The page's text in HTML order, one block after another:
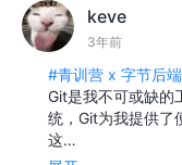
keve
3年前
#青训营 x 字节后
Git是我不可或缺的
统，Git为我提供了
这…